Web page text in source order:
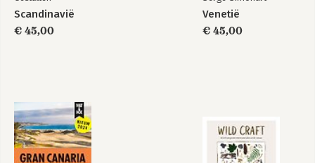
Scandinavië
€ 45,00
Venetië
€ 45,00